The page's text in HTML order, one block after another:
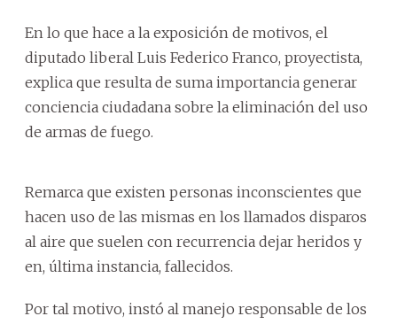
En lo que hace a la exposición de motivos, el
diputado liberal Luis Federico Franco, proyectista,
explica que resulta de suma importancia generar
conciencia ciudadana sobre la eliminación del uso
de armas de fuego.
Remarca que existen personas inconscientes que
hacen uso de las mismas en los llamados disparos
al aire que suelen con recurrencia dejar heridos y
en, última instancia, fallecidos.
Por tal motivo, instó al manejo responsable de los